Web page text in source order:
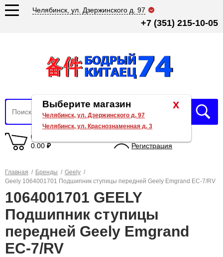
Челябинск, ул. Дзержинского д. 97
+7 (351) 215-10-05
0 товаров
0.00 ₽
Регистрация
Главная / Бренды / Geely /
Geely 1064001701 Подшипник ступицы передней Geely Emgrand EC-7/RV
1064001701 GEELY
Подшипник ступицы
передней Geely Emgrand
EC-7/RV
x
Выберите магазин
Челябинск, ул. Дзержинского д. 97
Челябинск, ул. Краснознаменная д. 3